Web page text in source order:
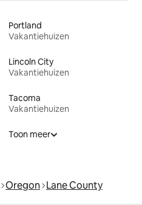
Portland
Vakantiehuizen
Lincoln City
Vakantiehuizen
Tacoma
Vakantiehuizen
Toon meer
Oregon Lane County